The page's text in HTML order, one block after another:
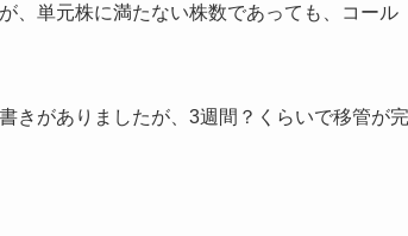
、単元株に満たない株数であっても、コール
きがありましたが、3週間？くらいで移管が完